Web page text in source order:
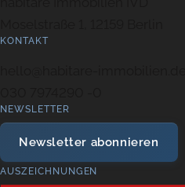
KONTAKT
NEWSLETTER
Newsletter abonnieren
AUSZEICHNUNGEN